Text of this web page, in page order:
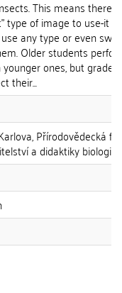
This means there
type of image to use-it is
any type or even
Older students
ones, but grade
their...
Přírodovědecká
a didaktiky biologie